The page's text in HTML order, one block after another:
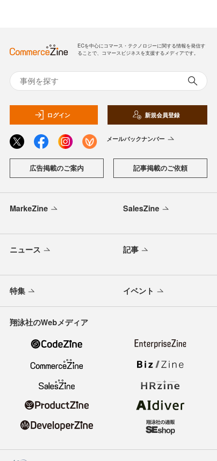
ECを中心にコマース・テクノロジーに関する情報を発信す
ることで、コマースビジネスを支援するメディアです。
ログイン 新規会員登録
メールバックナンバー
広告掲載のご案内 記事掲載のご依頼
MarkeZine SalesZine
ニュース 記事
特集 イベント
翔泳社のWebメディア